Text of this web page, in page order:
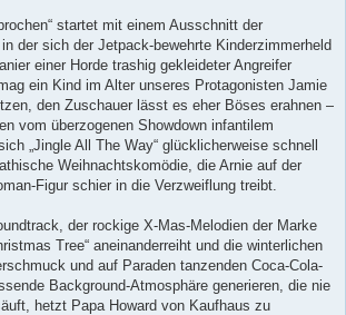
startet mit einem Ausschnitt der
in der sich der Jetpack-bewehrte Kinderzimmerheld
einer Horde trashig gekleideter Angreifer
ein Kind im Alter unseres Protagonisten Jamie
den Zuschauer lässt es eher Böses erahnen –
vom überzogenen Showdown infantilem
„Jingle All The Way“ glücklicherweise schnell
Weihnachtskomödie, die Arnie auf der
Figur schier in die Verzweiflung treibt.
der rockige X-Mas-Melodien der Marke
Tree“ aneinanderreiht und die winterlichen
und auf Paraden tanzenden Coca-Cola-
Background-Atmosphäre generieren, die nie
hetzt Papa Howard von Kaufhaus zu